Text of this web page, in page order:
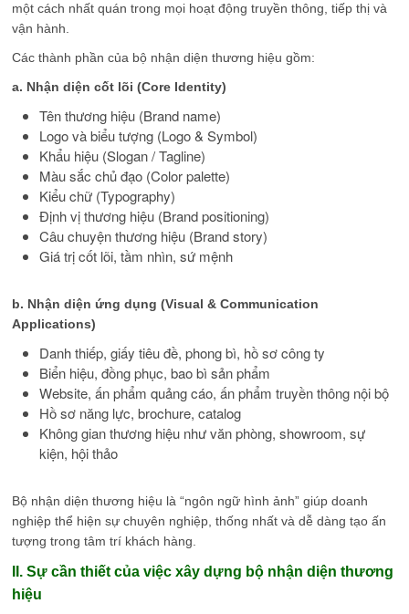
một cách nhất quán trong mọi hoạt động truyền thông, tiếp thị và
vận hành.
Các thành phần của bộ nhận diện thương hiệu gồm:
a. Nhận diện cốt lõi (Core Identity)
Tên thương hiệu (Brand name)
Logo và biểu tượng (Logo & Symbol)
Khẩu hiệu (Slogan / Tagline)
Màu sắc chủ đạo (Color palette)
Kiểu chữ (Typography)
Định vị thương hiệu (Brand positioning)
Câu chuyện thương hiệu (Brand story)
Giá trị cốt lõi, tầm nhìn, sứ mệnh
b. Nhận diện ứng dụng (Visual & Communication
Applications)
Danh thiếp, giấy tiêu đề, phong bì, hồ sơ công ty
Biển hiệu, đồng phục, bao bì sản phẩm
Website, ấn phẩm quảng cáo, ấn phẩm truyền thông nội bộ
Hồ sơ năng lực, brochure, catalog
Không gian thương hiệu như văn phòng, showroom, sự
kiện, hội thảo
Bộ nhận diện thương hiệu là “ngôn ngữ hình ảnh” giúp doanh
nghiệp thể hiện sự chuyên nghiệp, thống nhất và dễ dàng tạo ấn
tượng trong tâm trí khách hàng.
II. Sự cần thiết của việc xây dựng bộ nhận diện thương
hiệu